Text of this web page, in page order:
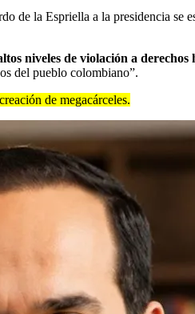
de la Espriella a la presidencia se
niveles de violación a derechos
del pueblo colombiano”.
de megacárceles.